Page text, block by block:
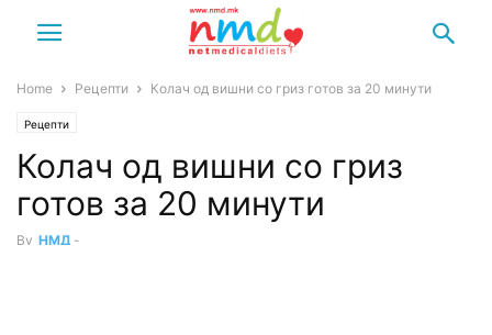
Home Рецепти Колач од вишни со гриз готов за 20 минути
Рецепти
Колач од вишни со гриз
готов за 20 минути
By НМД -